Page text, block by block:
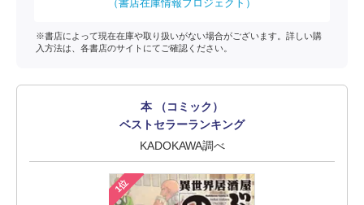
（書店在庫情報プロジェクト）
※書店によって現在在庫や取り扱いがない場合がございます。詳しい購
入方法は、各書店のサイトにてご確認ください。
本 （コミック）
ベストセラーランキング
KADOKAWA調べ
1位